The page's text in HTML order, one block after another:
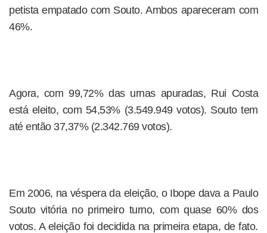
petista empatado com Souto. Ambos apareceram com
46%.
Agora, com 99,72% das urnas apuradas, Rui Costa
está eleito, com 54,53% (3.549.949 votos). Souto tem
até então 37,37% (2.342.769 votos).
Em 2006, na véspera da eleição, o Ibope dava a Paulo
Souto vitória no primeiro turno, com quase 60% dos
votos. A eleição foi decidida na primeira etapa, de fato.